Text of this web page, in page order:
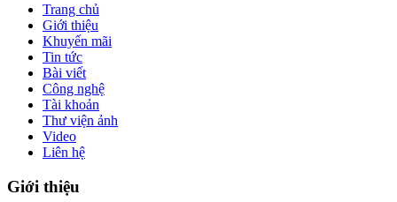
Trang chủ
Giới thiệu
Khuyến mãi
Tin tức
Bài viết
Công nghệ
Tài khoản
Thư viện ảnh
Video
Liên hệ
Giới thiệu